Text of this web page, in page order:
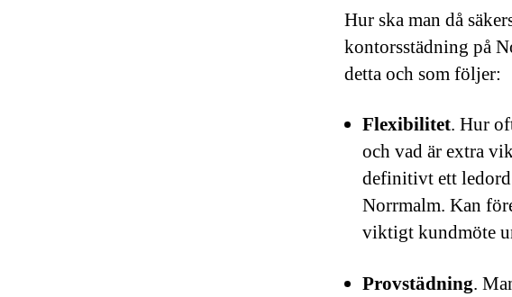
Hur ska man då
kontorsstädning på
detta och som följer:
Flexibilitet. Hur
och vad är extra
definitivt ett
Norrmalm. Kan
viktigt kundmöte
Provstädning.